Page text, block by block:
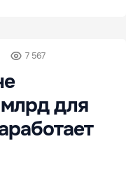
7 567
для